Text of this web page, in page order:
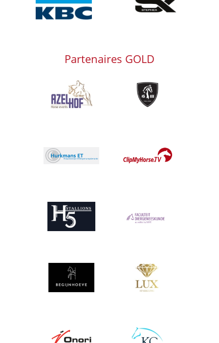
Partenaires GOLD
Afbeelding Afbeelding
Afbeelding
Afbeelding Afbeelding
Afbeelding Afbeelding
Afbeelding Afbeelding